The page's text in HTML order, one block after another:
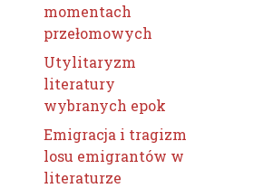
momentach
przełomowych
Utylitaryzm
literatury
wybranych epok
Emigracja i tragizm
losu emigrantów w
literaturze